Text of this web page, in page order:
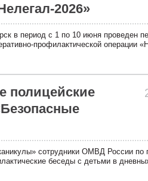
2026»
в период с 1 по 10 июня проведен
профилактической операции
полицейcкие
сотрудники ОМВД России по
беседы с детьми в